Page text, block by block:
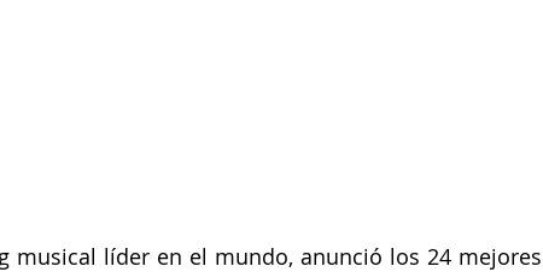
musical líder en el mundo, anunció los 24 mejores